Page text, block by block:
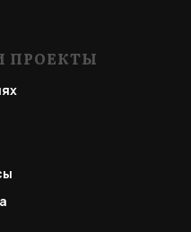
ПРОЕКТЫ